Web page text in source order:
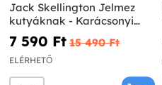
Jack Skellington Jelmez
kutyáknak - Karácsonyi
lidércnyomás
7 590 Ft‎ 15 490 Ft‎
ELÉRHETŐ